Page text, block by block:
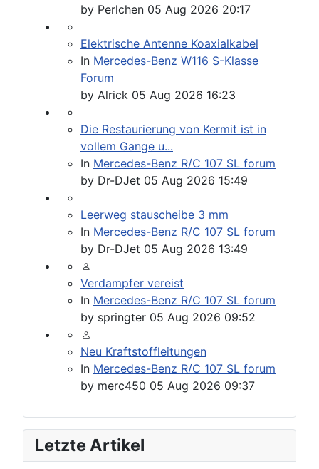
by Perlchen 05 Aug 2026 20:17
Elektrische Antenne Koaxialkabel
In Mercedes-Benz W116 S-Klasse
Forum
by Alrick 05 Aug 2026 16:23
Die Restaurierung von Kermit ist in
vollem Gange u...
In Mercedes-Benz R/C 107 SL forum
by Dr-DJet 05 Aug 2026 15:49
Leerweg stauscheibe 3 mm
In Mercedes-Benz R/C 107 SL forum
by Dr-DJet 05 Aug 2026 13:49
Verdampfer vereist
In Mercedes-Benz R/C 107 SL forum
by springter 05 Aug 2026 09:52
Neu Kraftstoffleitungen
In Mercedes-Benz R/C 107 SL forum
by merc450 05 Aug 2026 09:37
Letzte Artikel